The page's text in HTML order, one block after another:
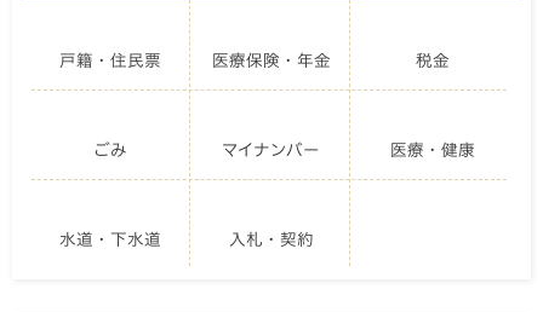
戸籍・住民票 医療保険・年金 税金
ごみ マイナンバー 医療・健康
水道・下水道 入札・契約